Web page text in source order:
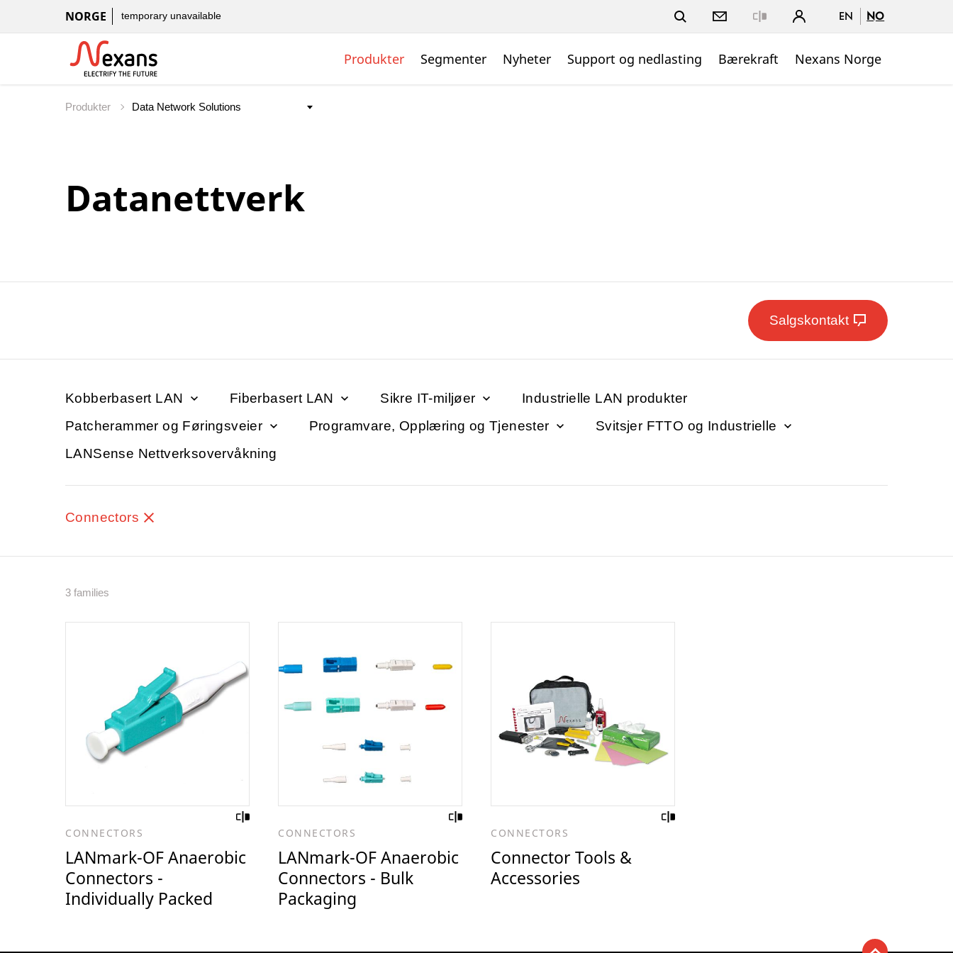
NORGE temporary unavailable EN NO
Produkter Segmenter Nyheter Support og nedlasting Bærekraft Nexans Norge
Produkter
Datanettverk
Salgskontakt
Kobberbasert LAN Fiberbasert LAN Sikre IT-miljøer
Industrielle LAN produkter
Patcherammer og Føringsveier
Programvare, Opplæring og Tjenester
Svitsjer FTTO og Industrielle
LANSense Nettverksovervåkning
Connectors
3 families
CONNECTORS
LANmark-OF Anaerobic
Connectors -
Individually Packed
CONNECTORS
LANmark-OF Anaerobic
Connectors - Bulk
Packaging
CONNECTORS
Connector Tools &
Accessories